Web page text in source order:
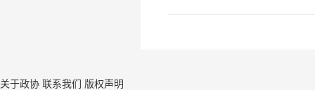
关于政协 联系我们 版权声明